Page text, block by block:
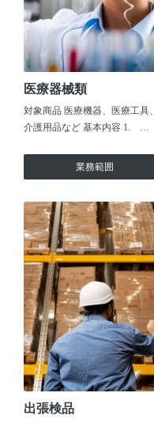
医療器械類
対象商品 医療機器、医療工具、
介護用品など 基本内容 1. …
業務範囲
出張検品